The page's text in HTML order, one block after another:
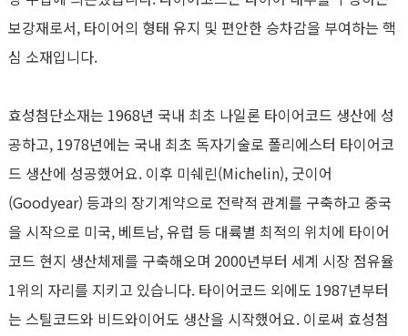
보강재로서, 타이어의 형태 유지 및 편안한 승차감을 부여하는 핵
심 소재입니다.
효성첨단소재는 1968년 국내 최초 나일론 타이어코드 생산에 성
공하고, 1978년에는 국내 최초 독자기술로 폴리에스터 타이어코
드 생산에 성공했어요. 이후 미쉐린(Michelin), 굿이어
(Goodyear) 등과의 장기계약으로 전략적 관계를 구축하고 중국
을 시작으로 미국, 베트남, 유럽 등 대륙별 최적의 위치에 타이어
코드 현지 생산체제를 구축해오며 2000년부터 세계 시장 점유율
1위의 자리를 지키고 있습니다. 타이어코드 외에도 1987년부터
는 스틸코드와 비드와이어도 생산을 시작했어요. 이로써 효성첨